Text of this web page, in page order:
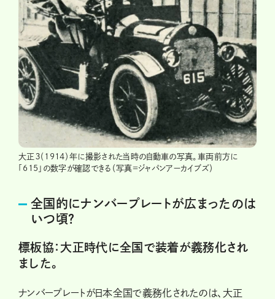
大正３（1914）年に撮影された当時の自動車の写真。車両前方に
「615」の数字が確認できる（写真=ジャパンアーカイブズ）
全国的にナンバープレートが広まったのは
いつ頃？
標板協：大正時代に全国で装着が義務化され
ました。
ナンバープレートが日本全国で義務化されたのは、大正